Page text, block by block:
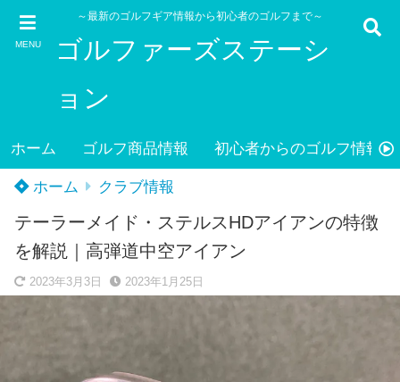
MENU
～最新のゴルフギア情報から初心者のゴルフまで～
ゴルファーズステーシ
ョン
ホーム ゴルフ商品情報 初心者からのゴルフ情報
ホーム クラブ情報
テーラーメイド・ステルスHDアイアンの特徴
を解説｜高弾道中空アイアン
2023年3月3日 2023年1月25日